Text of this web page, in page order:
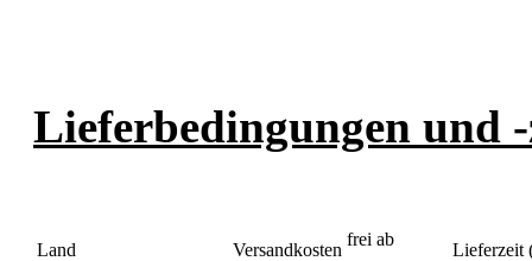
Lieferbedingungen und
Land Versandkosten
frei ab
Lieferzeit